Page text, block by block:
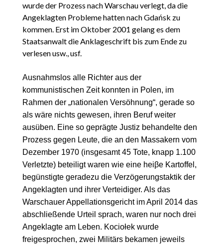
wurde der Prozess nach Warschau verlegt, da die
Angeklagten Probleme hatten nach Gdańsk zu
kommen. Erst im Oktober 2001 gelang es dem
Staatsanwalt die Anklageschrift bis zum Ende zu
verlesen usw., usf.
Ausnahmslos alle Richter aus der
kommunistischen Zeit konnten in Polen, im
Rahmen der „nationalen Versöhnung“, gerade so
als wäre nichts gewesen, ihren Beruf weiter
ausüben. Eine so geprägte Justiz behandelte den
Prozess gegen Leute, die an den Massakern vom
Dezember 1970 (insgesamt 45 Tote, knapp 1.100
Verletzte) beteiligt waren wie eine heiβe Kartoffel,
begünstigte geradezu die Verzögerungstaktik der
Angeklagten und ihrer Verteidiger. Als das
Warschauer Appellationsgericht im April 2014 das
abschließende Urteil sprach, waren nur noch drei
Angeklagte am Leben. Kociołek wurde
freigesprochen, zwei Militärs bekamen jeweils